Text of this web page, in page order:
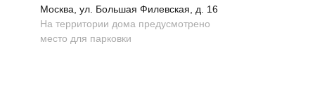
Москва, ул. Большая Филевская, д. 16
На территории дома предусмотрено
место для парковки